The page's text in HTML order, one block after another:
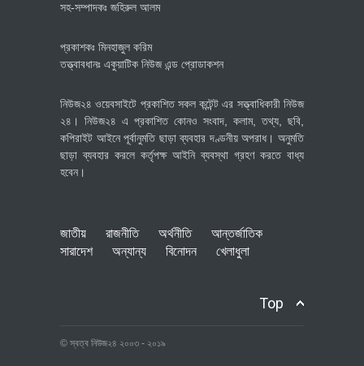
সহ-সম্পাদকঃ জহিরুল আলম
প্রকাশকঃ মিনহাজুল করিম
তত্ত্বাবধানঃ একুয়াটিক নিউজ এন্ড প্রোডাকশন
নিউজ২৪ ওয়েবসাইটে প্রকাশিত সকল কন্টেন্ট এর সত্ত্বাধিকারী নিউজ
২৪। নিউজ২৪ এ প্রকাশিত কোনও সংবাদ, কলাম, তথ্য, ছবি,
কপিরাইট আইনে পূর্বানুমতি ছাড়া ব্যবহার দণ্ডনীয় অপরাধ। অনুমতি
ছাড়া ব্যবহার করলে কর্তৃপক্ষ আইনি ব্যবস্থা গ্রহণ করতে বাধ্য
হবেন।
জাতীয় রাজনীতি অর্থনীতি
আন্তর্জাতিক
সারাদেশ
অন্যান্য বিনোদন খেলাধুলা
Top
© স্বত্ব নিউজ২৪ ২০০৩ - ২০১৯